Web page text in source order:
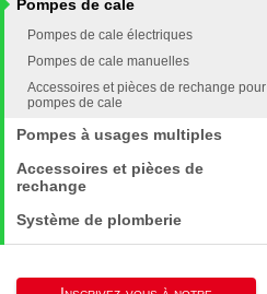
Pompes de cale
Pompes de cale électriques
Pompes de cale manuelles
Accessoires et pièces de rechange pour
pompes de cale
Pompes à usages multiples
Accessoires et pièces de
rechange
Système de plomberie